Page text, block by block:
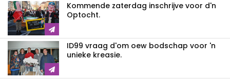
Kommende zaterdag inschrijve voor d'n
Optocht.
ID99 vraag d'om oew bodschap voor 'n
unieke kreasie.